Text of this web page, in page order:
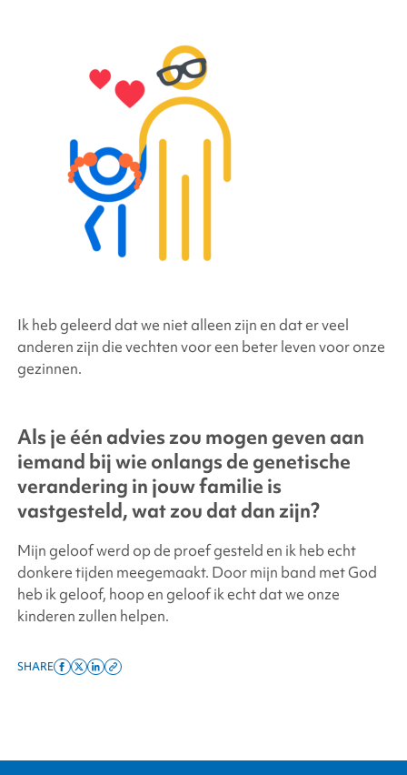
Ik heb geleerd dat we niet alleen zijn en dat er veel
anderen zijn die vechten voor een beter leven voor onze
gezinnen.
Als je één advies zou mogen geven aan
iemand bij wie onlangs de genetische
verandering in jouw familie is
vastgesteld, wat zou dat dan zijn?
Mijn geloof werd op de proef gesteld en ik heb echt
donkere tijden meegemaakt. Door mijn band met God
heb ik geloof, hoop en geloof ik echt dat we onze
kinderen zullen helpen.
SHARE
ShareShareShareCopy